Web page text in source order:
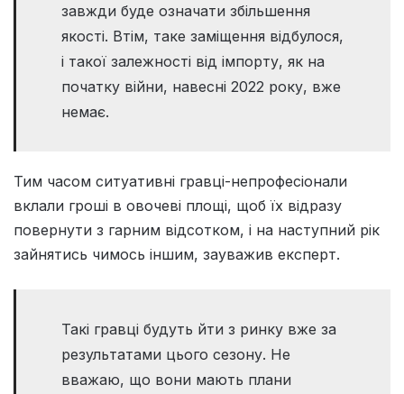
завжди буде означати збільшення
якості. Втім, таке заміщення відбулося,
і такої залежності від імпорту, як на
початку війни, навесні 2022 року, вже
немає.
Тим часом ситуативні гравці-непрофесіонали
вклали гроші в овочеві площі, щоб їх відразу
повернути з гарним відсотком, і на наступний рік
зайнятись чимось іншим, зауважив експерт.
Такі гравці будуть йти з ринку вже за
результатами цього сезону. Не
вважаю, що вони мають плани